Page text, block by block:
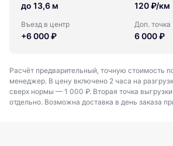
до 13,6 м 120 ₽/км
Въезд в центр
+6 000 ₽
Доп. точка
6 000 ₽
Расчёт предварительный, точную стоимость
менеджер. В цену включено 2 часа на
сверх нормы — 1 000 ₽. Вторая точка
отдельно. Возможна доставка в день заказа